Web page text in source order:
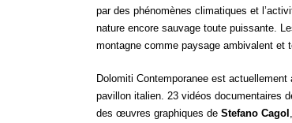
par des phénomènes climatiques et
nature encore sauvage toute puissante.
montagne comme paysage ambivalent et
Dolomiti Contemporanee est
pavillon italien. 23 vidéos documentaires
des œuvres graphiques de Stefano Cagol